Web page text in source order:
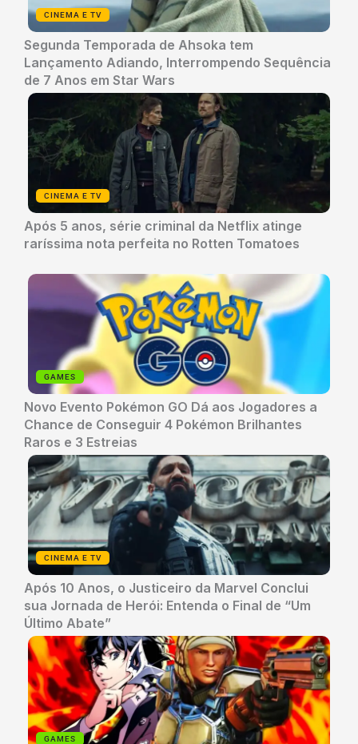
CINEMA E TV
Segunda Temporada de Ahsoka tem
Lançamento Adiando, Interrompendo Sequência
de 7 Anos em Star Wars
CINEMA E TV
Após 5 anos, série criminal da Netflix atinge
raríssima nota perfeita no Rotten Tomatoes
GAMES
Novo Evento Pokémon GO Dá aos Jogadores a
Chance de Conseguir 4 Pokémon Brilhantes
Raros e 3 Estreias
CINEMA E TV
Após 10 Anos, o Justiceiro da Marvel Conclui
sua Jornada de Herói: Entenda o Final de “Um
Último Abate”
GAMES